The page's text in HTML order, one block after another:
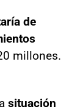
de
millones.
situación